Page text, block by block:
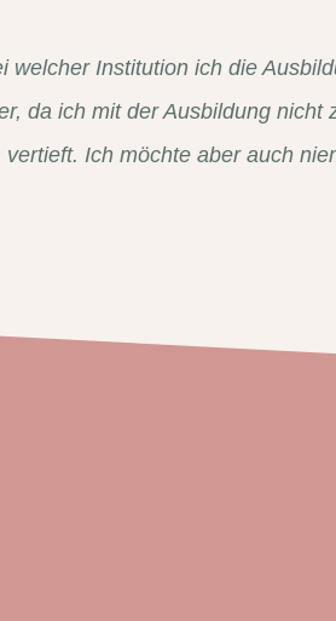
welcher Institution ich die
da ich mit der Ausbildung
Ich möchte aber auch